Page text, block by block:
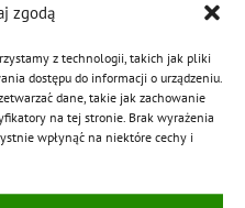
zgodą
z technologii, takich jak pliki
dostępu do informacji o urządzeniu.
dane, takie jak zachowanie
na tej stronie. Brak wyrażenia
wpłynąć na niektóre cechy i